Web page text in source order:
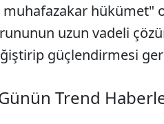
muhafazakar hükümet"
uzun vadeli
güçlendirmesi
Trend
00:02 / 08:43